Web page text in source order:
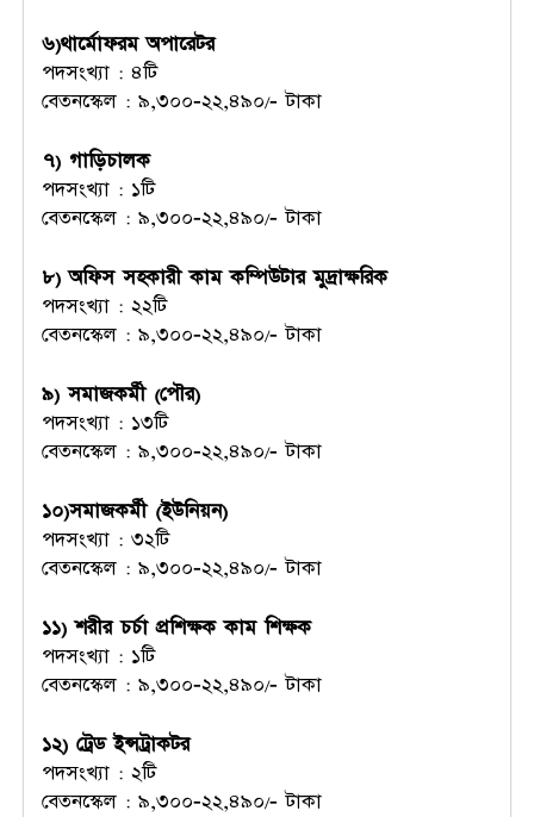
৬)থার্মোফরম অপারেটর
পদসংখ্যা : ৪টি
বেতনস্কেল : ৯,৩০০-২২,৪৯০/- টাকা
৭) গাড়িচালক
পদসংখ্যা : ১টি
বেতনস্কেল : ৯,৩০০-২২,৪৯০/- টাকা
৮) অফিস সহকারী কাম কম্পিউটার মুদ্রাক্ষরিক
পদসংখ্যা : ২২টি
বেতনস্কেল : ৯,৩০০-২২,৪৯০/- টাকা
৯) সমাজকর্মী (পৌর)
পদসংখ্যা : ১৩টি
বেতনস্কেল : ৯,৩০০-২২,৪৯০/- টাকা
১০)সমাজকর্মী (ইউনিয়ন)
পদসংখ্যা : ৩২টি
বেতনস্কেল : ৯,৩০০-২২,৪৯০/- টাকা
১১) শরীর চর্চা প্রশিক্ষক কাম শিক্ষক
পদসংখ্যা : ১টি
বেতনস্কেল : ৯,৩০০-২২,৪৯০/- টাকা
১২) ট্রেড ইন্সট্রাকটর
পদসংখ্যা : ২টি
বেতনস্কেল : ৯,৩০০-২২,৪৯০/- টাকা